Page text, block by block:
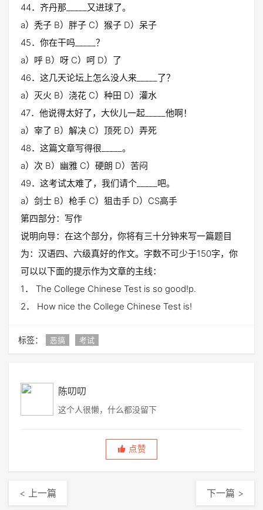
44．齐丹那_____又进球了。
a）秃子 B）胖子 C）猴子 D）呆子
45．你在干吗_____？
a）呼 B）呀 C）呵 D）了
46．这几天论坛上怎么没人来_____了？
a）灭火 B）浇花 C）种田 D）灌水
47．他说得太好了，大伙儿一起_____他啊！
a）宰了 B）解决 C）顶死 D）弄死
48．这篇文章写得很_____。
a）次 B）幽雅 C）硬朗 D）苦闷
49．这考试太难了，我们请个_____吧。
a）剑士 B）枪手 C）狙击手 D）CS高手
第四部分：写作
说明向导：在这个部分，你将有三十分钟来写一篇题目
为：汉语四、六级真好的作文。字数不可少于150字，你
可以以下面的提示作为文章的主线：
1． The College Chinese Test is so good!p.
2． How nice the College Chinese Test is!
标签： 恶搞 考试
陈叨叨
这个人很懒，什么都没留下
点赞
< 上一篇 下一篇 >